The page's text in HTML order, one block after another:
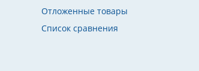
Отложенные товары
Список сравнения